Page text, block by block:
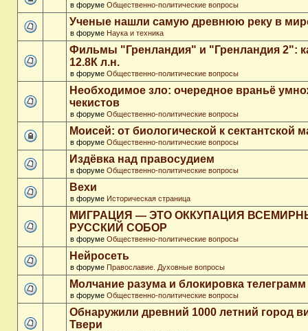
в форуме Общественно-политические вопросы
Ученые нашли самую древнюю реку в
в форуме Наука и техника
Фильмы "Гренландия" и "Гренландия 2":
12.8К л.н.
в форуме Общественно-политические вопросы
Необходимое зло: очередное враньё
чекистов
в форуме Общественно-политические вопросы
Моисей: от биологической к сектантской
в форуме Общественно-политические вопросы
Издёвка над правосудием
в форуме Общественно-политические вопросы
Вехи
в форуме Историческая страница
МИГРАЦИЯ — ЭТО ОККУПАЦИЯ
РУССКИЙ СОБОР
в форуме Общественно-политические вопросы
Нейросеть
в форуме Православие. Духовные вопросы
Молчание разума и блокировка телеграмм
в форуме Общественно-политические вопросы
Обнаружили древний 1000 летний город
Твери